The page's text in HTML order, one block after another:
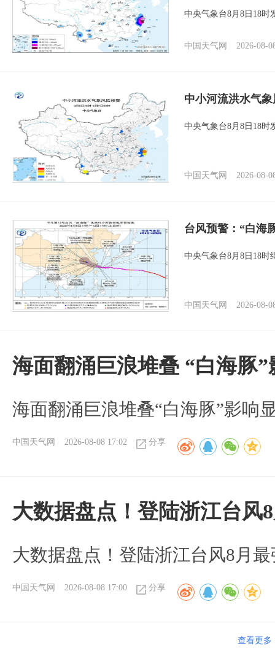
中央气象台8月8日18时
中国天气网 2026-08-
中小河流洪水气
中央气象台8月8日18时
中国天气网 2026-08-
台风预警：“白海
中央气象台8月8日18时
中国天气网 2026-08-
海面翻涌巨浪堆叠 “白海豚”
海面翻涌巨浪堆叠“白海豚”影响
中国天气网 2026-08-08 17:02 分享
大数据盘点！登陆浙江台风
大数据盘点！登陆浙江台风8月
中国天气网 2026-08-08 17:00 分享
查看更多